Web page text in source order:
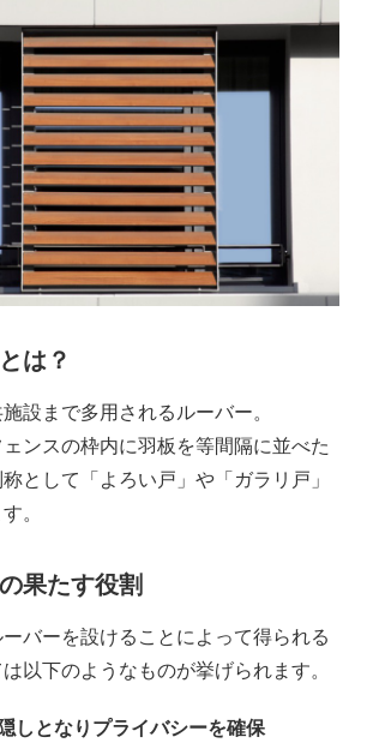
は？
設まで多用されるルーバー。
ンスの枠内に羽板を等間隔に並べた
として「よろい戸」や「ガラリ戸」
。
果たす役割
バーを設けることによって得られる
以下のようなものが挙げられます。
しとなりプライバシーを確保